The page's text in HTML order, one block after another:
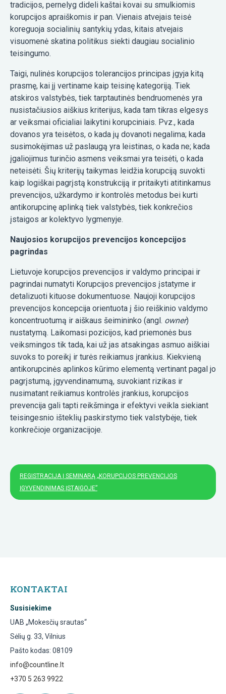
tradicijos, pernelyg dideli kaštai kovai su smulkiomis
korupcijos apraiškomis ir pan. Vienais atvejais teisė
koreguoja socialinių santykių ydas, kitais atvejais
visuomenė skatina politikus siekti daugiau socialinio
teisingumo.
Taigi, nulinės korupcijos tolerancijos principas įgyja kitą
prasmę, kai jį vertiname kaip teisinę kategoriją. Tiek
atskiros valstybės, tiek tarptautinės bendruomenės yra
nusistačiusios aiškius kriterijus, kada tam tikras elgesys
ar veiksmai oficialiai laikytini korupciniais. Pvz., kada
dovanos yra teisėtos, o kada jų dovanoti negalima; kada
susimokėjimas už paslaugą yra leistinas, o kada ne; kada
įgaliojimus turinčio asmens veiksmai yra teisėti, o kada
neteisėti. Šių kriterijų taikymas leidžia korupciją suvokti
kaip logiškai pagrįstą konstrukciją ir pritaikyti atitinkamus
prevencijos, užkardymo ir kontrolės metodus bei kurti
antikorupcinę aplinką tiek valstybės, tiek konkrečios
įstaigos ar kolektyvo lygmenyje.
Naujosios korupcijos prevencijos koncepcijos
pagrindas
Lietuvoje korupcijos prevencijos ir valdymo principai ir
pagrindai numatyti Korupcijos prevencijos įstatyme ir
detalizuoti kituose dokumentuose. Naujoji korupcijos
prevencijos koncepcija orientuota į šio reiškinio valdymo
koncentruotumą ir aiškaus šeimininko (angl. owner)
nustatymą. Laikomasi pozicijos, kad priemonės bus
veiksmingos tik tada, kai už jas atsakingas asmuo aiškiai
suvoks to poreikį ir turės reikiamus įrankius. Kiekvieną
antikorupcinės aplinkos kūrimo elementą vertinant pagal jo
pagrįstumą, įgyvendinamumą, suvokiant rizikas ir
nusimatant reikiamus kontrolės įrankius, korupcijos
prevencija gali tapti reikšminga ir efektyvi veikla siekiant
teisingesnio išteklių paskirstymo tiek valstybėje, tiek
konkrečioje organizacijoje.
REGISTRACIJA Į SEMINARĄ „KORUPCIJOS PREVENCIJOS
ĮGYVENDINIMAS ĮSTAIGOJE”
KONTAKTAI
Susisiekime
UAB „Mokesčių srautas“
Sėlių g. 33, Vilnius
Pašto kodas: 08109
info@countline.lt
+370 5 263 9922